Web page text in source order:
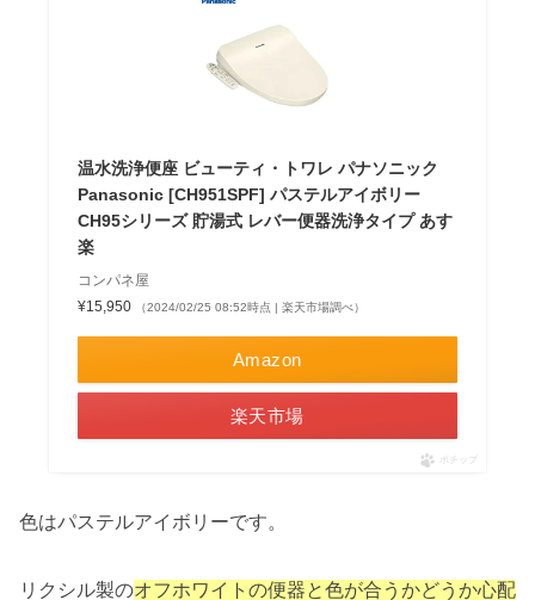
温水洗浄便座 ビューティ・トワレ パナソニック
Panasonic [CH951SPF] パステルアイボリー
CH95シリーズ 貯湯式 レバー便器洗浄タイプ あす
楽
コンパネ屋
¥15,950
（2024/02/25 08:52時点 | 楽天市場調べ）
Amazon
楽天市場
ポチップ
色はパステルアイボリーです。
リクシル製のオフホワイトの便器と色が合うかどうか心配